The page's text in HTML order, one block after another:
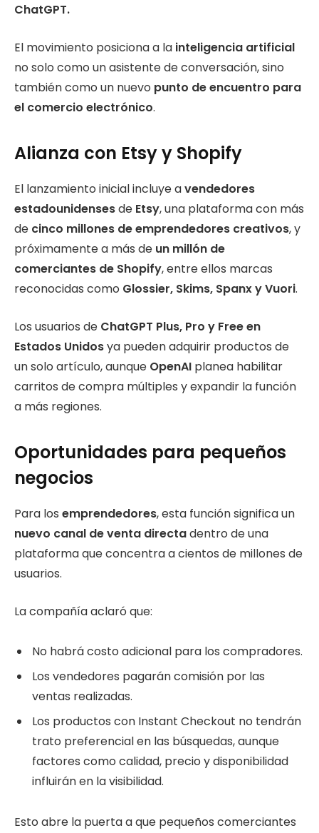
ChatGPT.
El movimiento posiciona a la inteligencia artificial
no solo como un asistente de conversación, sino
también como un nuevo punto de encuentro para
el comercio electrónico.
Alianza con Etsy y Shopify
El lanzamiento inicial incluye avendedores
estadounidensesde Etsy, una plataforma con más
de cinco millones de emprendedores creativos, y
próximamente a más de un millón de
comerciantes de Shopify, entre ellos marcas
reconocidas como Glossier, Skims, Spanx y Vuori.
Los usuarios de ChatGPT Plus, Pro y Free en
Estados Unidosya pueden adquirir productos de
un solo artículo, aunque OpenAI planea habilitar
carritos de compra múltiples y expandir la función
a más regiones.
Oportunidades para pequeños
negocios
Para los emprendedores, esta función significa un
nuevo canal de venta directadentro de una
plataforma que concentra a cientos de millones de
usuarios.
La compañía aclaró que:
No habrá costo adicional para los compradores.
Los vendedores pagarán comisión por las
ventas realizadas.
Los productos con Instant Checkout no tendrán
trato preferencial en las búsquedas, aunque
factores como calidad, precio y disponibilidad
influirán en la visibilidad.
Esto abre la puerta a que pequeños comerciantes